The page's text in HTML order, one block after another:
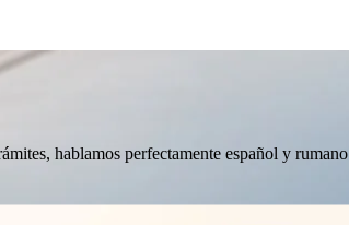
hablamos perfectamente español y rumano